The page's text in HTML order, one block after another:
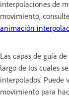
interpolaciones de
movimiento,
animación
Las capas de guía
largo de los cuales
interpolados. Puede
movimiento para